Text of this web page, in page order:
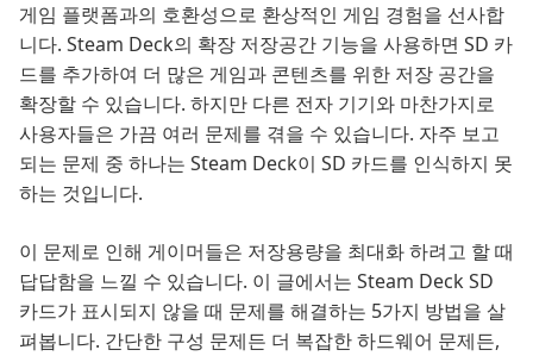
게임 플랫폼과의 호환성으로 환상적인 게임 경험을 선사합
니다. Steam Deck의 확장 저장공간 기능을 사용하면 SD 카
드를 추가하여 더 많은 게임과 콘텐츠를 위한 저장 공간을
확장할 수 있습니다. 하지만 다른 전자 기기와 마찬가지로
사용자들은 가끔 여러 문제를 겪을 수 있습니다. 자주 보고
되는 문제 중 하나는 Steam Deck이 SD 카드를 인식하지 못
하는 것입니다.
이 문제로 인해 게이머들은 저장용량을 최대화 하려고 할 때
답답함을 느낄 수 있습니다. 이 글에서는 Steam Deck SD
카드가 표시되지 않을 때 문제를 해결하는 5가지 방법을 살
펴봅니다. 간단한 구성 문제든 더 복잡한 하드웨어 문제든,